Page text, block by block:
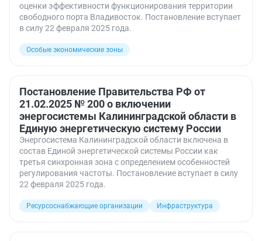
оценки эффективности функционирования территории
свободного порта Владивосток. Постановление вступает
в силу 22 февраля 2025 года.
Особые экономические зоны
Постановление Правительства РФ от
21.02.2025 № 200 о включении
энергосистемы Калининградской области в
Единую энергетическую систему России
Энергосистема Калининградской области включена в
состав Единой энергетической системы России как
третья синхронная зона с определением особенностей
регулирования частоты. Постановление вступает в силу
22 февраля 2025 года.
Ресурсоснабжающие организации Инфраструктура